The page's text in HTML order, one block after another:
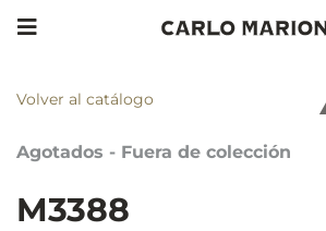
Volver al catálogo
Agotados - Fuera de colección
M3388